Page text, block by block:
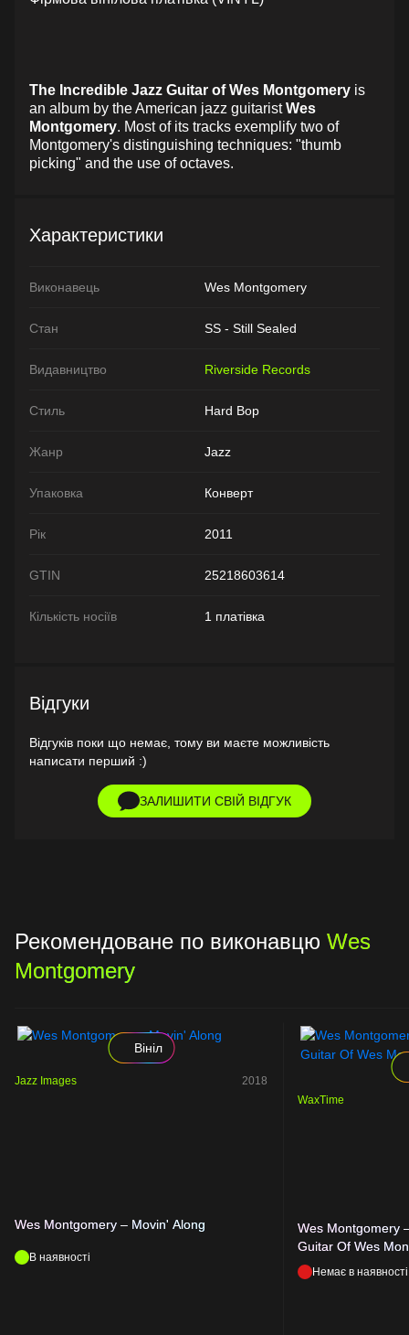
The Incredible Jazz Guitar of Wes Montgomery is
an album by the American jazz guitaristWes
Montgomery. Most of its tracks exemplify two of
Montgomery's distinguishing techniques: "thumb
picking" and the use of octaves.
Характеристики
Виконавець Wes Montgomery
Стан SS - Still Sealed
Видавництво Riverside Records
Стиль Hard Bop
Жанр Jazz
Упаковка Конверт
Рік 2011
GTIN 25218603614
Кількість носіїв 1 платівка
Відгуки
Відгуків поки що немає, тому ви маєте можливість
написати перший :)
ЗАЛИШИТИ СВІЙ ВІДГУК
Рекомендоване по виконавцю Wes
Montgomery
Вініл
Jazz Images 2018
Wes Montgomery – Movin' Along
В наявності
WaxTime
Wes Montgomery
Guitar Of Wes
Немає в наявності